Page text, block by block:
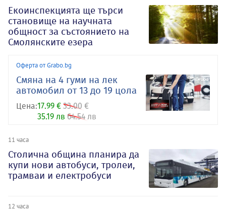
Екоинспекцията ще търси
становище на научната
общност за състоянието на
Смолянските езера
Оферта от Grabo.bg
Смяна на 4 гуми на лек
автомобил от 13 до 19 цола
Цена:17.99 € 33.00 €
35.19 лв 64.54 лв
11 часа
Столична община планира да
купи нови автобуси, тролеи,
трамваи и електробуси
12 часа